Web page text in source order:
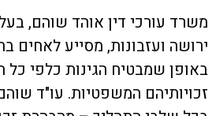
משרד עורכי דין אוהד שוהם, בעל
ירושה ועזבונות, מסייע לאחים
באופן שמבטיח הגינות כלפי כל
זכויותיהם המשפטיות. עו"ד